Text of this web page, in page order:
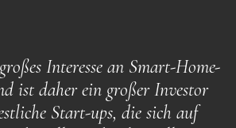
Interesse an Smart-Home-
ist daher ein großer Investor
Start-ups, die sich auf